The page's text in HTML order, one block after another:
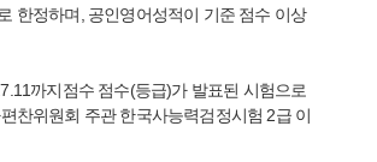
한정하며, 공인영어성적이 기준 점수 이상
까지점수 점수(등급)가 발표된 시험으로
찬위원회 주관 한국사능력검정시험 2급 이